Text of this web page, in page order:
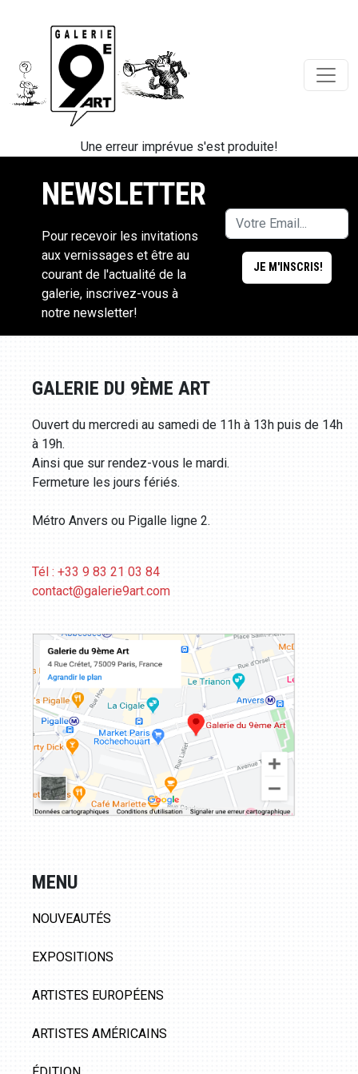
Une erreur imprévue s'est produite!
NEWSLETTER
Pour recevoir les invitations
aux vernissages et être au
courant de l'actualité de la
galerie, inscrivez-vous à
notre newsletter!
GALERIE DU 9ÈME ART
Ouvert du mercredi au samedi de 11h à 13h puis de 14h
à 19h.
Ainsi que sur rendez-vous le mardi.
Fermeture les jours fériés.
Métro Anvers ou Pigalle ligne 2.
Tél : +33 9 83 21 03 84
contact@galerie9art.com
MENU
NOUVEAUTÉS
EXPOSITIONS
ARTISTES EUROPÉENS
ARTISTES AMÉRICAINS